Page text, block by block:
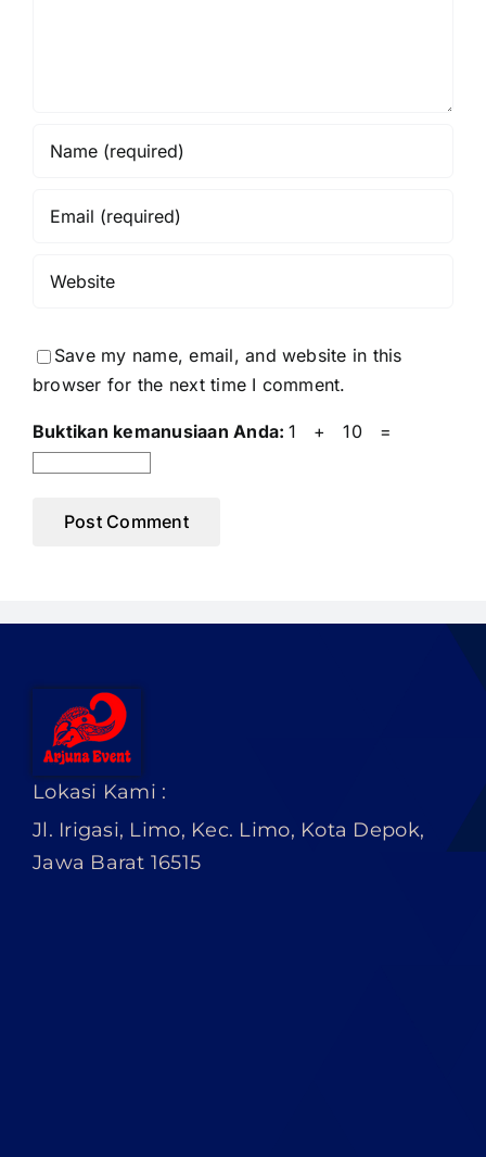
Save my name, email, and website in this
browser for the next time I comment.
Buktikan kemanusiaan Anda:1 + 10 =
Lokasi Kami :
Jl. Irigasi, Limo, Kec. Limo, Kota Depok,
Jawa Barat 16515